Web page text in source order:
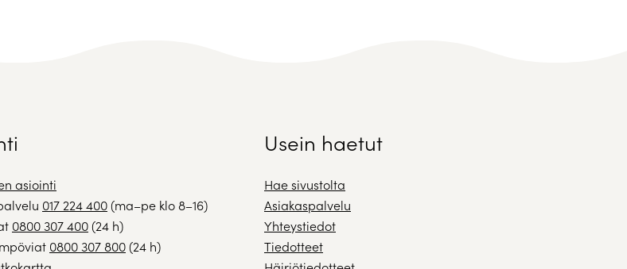
asiointi
017 224 400(ma–pe klo 8–16)
0800 307 400(24 h)
0800 307 800(24 h)
Usein haetut
Hae sivustolta
Asiakaspalvelu
Yhteystiedot
Tiedotteet